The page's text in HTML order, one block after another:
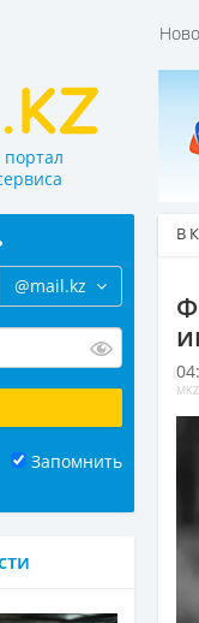
портал
В
@mail.kz
Запомнить